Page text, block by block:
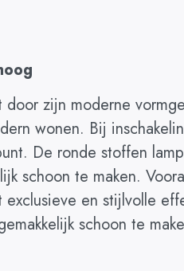
zijn moderne
wonen. Bij
De ronde stoffen
schoon te maken.
en stijlvolle
schoon te